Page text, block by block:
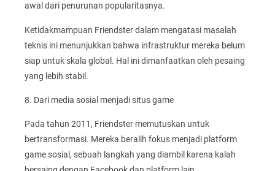
awal dari penurunan popularitasnya.
Ketidakmampuan Friendster dalam mengatasi masalah
teknis ini menunjukkan bahwa infrastruktur mereka belum
siap untuk skala global. Hal ini dimanfaatkan oleh pesaing
yang lebih stabil.
8. Dari media sosial menjadi situs game
Pada tahun 2011, Friendster memutuskan untuk
bertransformasi. Mereka beralih fokus menjadi platform
game sosial, sebuah langkah yang diambil karena kalah